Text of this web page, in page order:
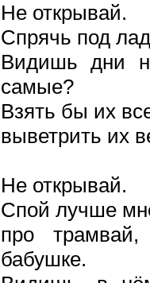
Не открывай.
Спрячь под
Видишь дни
самые?
Взять бы их
выветрить их
Не открывай.
Спой лучше
про
бабушке.